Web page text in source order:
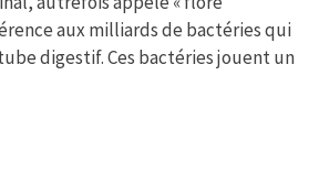
aux milliards de bactéries qui
digestif. Ces bactéries jouent un